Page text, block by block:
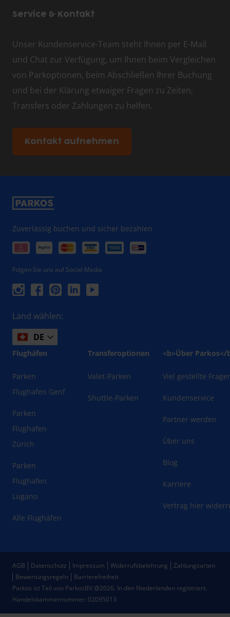
Service & Kontakt
Unser Kundenservice-Team steht Ihnen per E-Mail
und Chat zur Verfügung, um Ihnen beim Vergleichen
von Parkoptionen, beim Abschließen Ihrer Buchung
und bei der Klärung etwaiger Fragen zu Zeiten,
Transfers oder Zahlungen zu helfen.
Kontakt aufnehmen
Zuverlässig buchen und sicher bezahlen
Folgen Sie uns auf Social Media
Land wählen:
DE
Flughäfen
Parken
Flughafen Genf
Parken
Flughafen
Zürich
Parken
Flughafen
Lugano
Alle Flughäfen
Transferoptionen
Valet-Parken
Shuttle-Parken
<b>Über Parkos</
Viel gestellte
Kundenservice
Partner werden
Über uns
Blog
Karriere
Vertrag hier
Parkos ist Teil von ParkosBV @2026. In den Niederlanden registriert.
Handelskammernummer: 02095013
AGB Datenschutz Impressum Widerrufsbelehrung
Zahlungsarten
Bewertungsregeln
Barrierefreiheit